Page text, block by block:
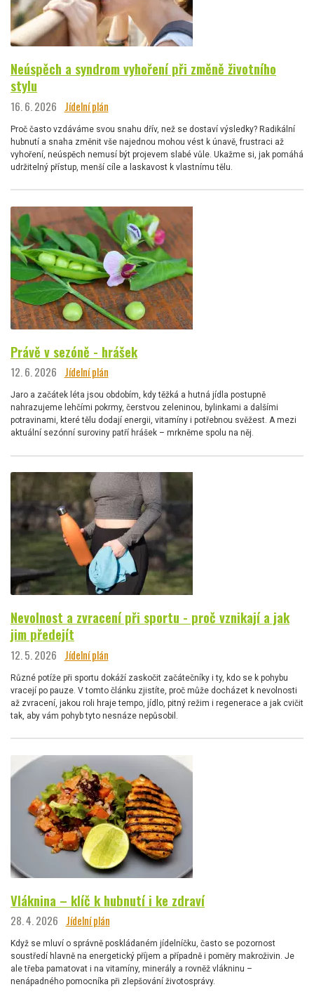
Neúspěch a syndrom vyhoření při změně životního
stylu
16. 6. 2026 Jídelní plán
Proč často vzdáváme svou snahu dřív, než se dostaví výsledky? Radikální
hubnutí a snaha změnit vše najednou mohou vést k únavě, frustraci až
vyhoření, neúspěch nemusí být projevem slabé vůle. Ukažme si, jak pomáhá
udržitelný přístup, menší cíle a laskavost k vlastnímu tělu.
Právě v sezóně - hrášek
12. 6. 2026 Jídelní plán
Jaro a začátek léta jsou obdobím, kdy těžká a hutná jídla postupně
nahrazujeme lehčími pokrmy, čerstvou zeleninou, bylinkami a dalšími
potravinami, které tělu dodají energii, vitamíny i potřebnou svěžest. A mezi
aktuální sezónní suroviny patří hrášek – mrkněme spolu na něj.
Nevolnost a zvracení při sportu - proč vznikají a jak
jim předejít
12. 5. 2026 Jídelní plán
Různé potíže při sportu dokáží zaskočit začátečníky i ty, kdo se k pohybu
vracejí po pauze. V tomto článku zjistíte, proč může docházet k nevolnosti
až zvracení, jakou roli hraje tempo, jídlo, pitný režim i regenerace a jak cvičit
tak, aby vám pohyb tyto nesnáze nepůsobil.
Vláknina – klíč k hubnutí i ke zdraví
28. 4. 2026 Jídelní plán
Když se mluví o správně poskládaném jídelníčku, často se pozornost
soustředí hlavně na energetický příjem a případně i poměry makroživin. Je
ale třeba pamatovat i na vitamíny, minerály a rovněž vlákninu –
nenápadného pomocníka při zlepšování životosprávy.